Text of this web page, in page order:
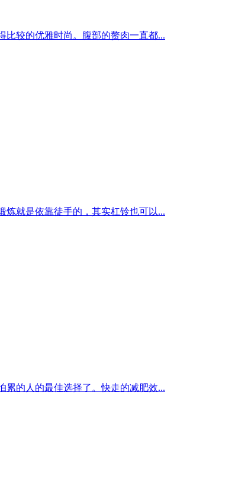
比较的优雅时尚。腹部的赘肉一直都...
炼就是依靠徒手的，其实杠铃也可以...
累的人的最佳选择了。快走的减肥效...